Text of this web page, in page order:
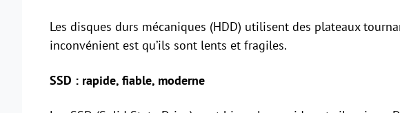
Les disques durs mécaniques (HDD) utilisent des plateaux
inconvénient est qu’ils sont lents et fragiles.
SSD : rapide, fiable, moderne